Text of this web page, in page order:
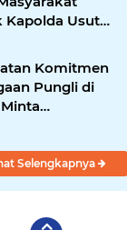
Kapolda Usut
Komitmen
Pungli di
Lakukan
Selengkapnya